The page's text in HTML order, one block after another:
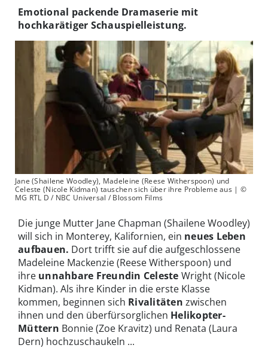
Emotional packende Dramaserie mit
hochkarätiger Schauspielleistung.
Jane (Shailene Woodley), Madeleine (Reese Witherspoon) und
Celeste (Nicole Kidman) tauschen sich über ihre Probleme aus | ©
MG RTL D / NBC Universal / Blossom Films
Die junge Mutter Jane Chapman (Shailene Woodley)
will sich in Monterey, Kalifornien, ein neues Leben
aufbauen. Dort trifft sie auf die aufgeschlossene
Madeleine Mackenzie (Reese Witherspoon) und
ihre unnahbare Freundin Celeste Wright (Nicole
Kidman). Als ihre Kinder in die erste Klasse
kommen, beginnen sich Rivalitäten zwischen
ihnen und den überfürsorglichen Helikopter-
Müttern Bonnie (Zoe Kravitz) und Renata (Laura
Dern) hochzuschaukeln ...